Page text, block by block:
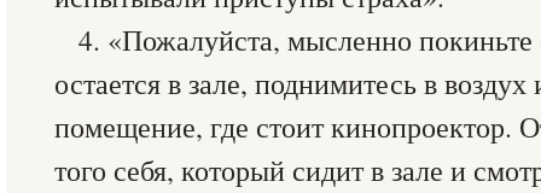
4. «Пожалуйста, мысленно покиньте
остается в зале, поднимитесь в
помещение, где стоит кинопроектор.
того себя, который сидит в зале и